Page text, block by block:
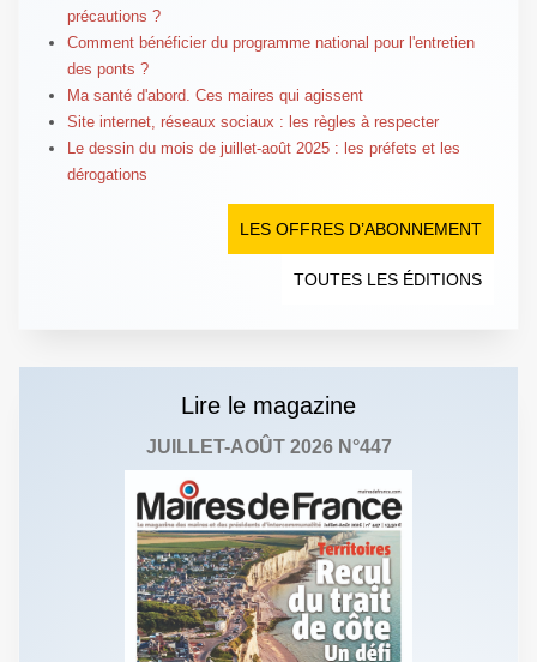
précautions ?
Comment bénéficier du programme national pour l'entretien
des ponts ?
Ma santé d'abord. Ces maires qui agissent
Site internet, réseaux sociaux : les règles à respecter
Le dessin du mois de juillet-août 2025 : les préfets et les
dérogations
LES OFFRES D’ABONNEMENT
TOUTES LES ÉDITIONS
Lire le magazine
JUILLET-AOÛT 2026 N°447